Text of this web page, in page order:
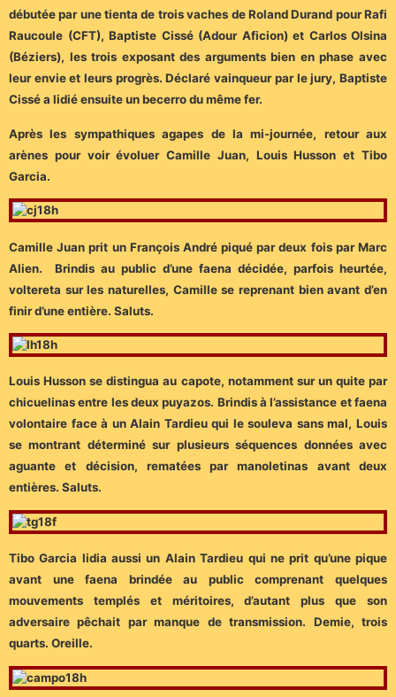
débutée par une tienta de trois vaches de Roland Durand pour Rafi
Raucoule (CFT), Baptiste Cissé (Adour Aficion) et Carlos Olsina
(Béziers), les trois exposant des arguments bien en phase avec
leur envie et leurs progrès. Déclaré vainqueur par le jury, Baptiste
Cissé a lidié ensuite un becerro du même fer.
Après les sympathiques agapes de la mi-journée, retour aux
arènes pour voir évoluer Camille Juan, Louis Husson et Tibo
Garcia.
Camille Juan prit un François André piqué par deux fois par Marc
Alien. Brindis au public d’une faena décidée, parfois heurtée,
voltereta sur les naturelles, Camille se reprenant bien avant d’en
finir d’une entière. Saluts.
Louis Husson se distingua au capote, notamment sur un quite par
chicuelinas entre les deux puyazos. Brindis à l’assistance et faena
volontaire face à un Alain Tardieu qui le souleva sans mal, Louis
se montrant déterminé sur plusieurs séquences données avec
aguante et décision, rematées par manoletinas avant deux
entières. Saluts.
Tibo Garcia lidia aussi un Alain Tardieu qui ne prit qu’une pique
avant une faena brindée au public comprenant quelques
mouvements templés et méritoires, d’autant plus que son
adversaire pêchait par manque de transmission. Demie, trois
quarts. Oreille.